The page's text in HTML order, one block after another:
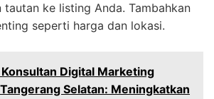
tautan ke listing Anda. Tambahkan
seperti harga dan lokasi.
Digital Marketing
Selatan: Meningkatkan